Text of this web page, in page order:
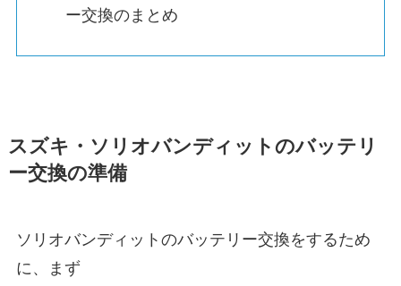
ー交換のまとめ
スズキ・ソリオバンディットのバッテリ
ー交換の準備
ソリオバンディットのバッテリー交換をするため
に、まず